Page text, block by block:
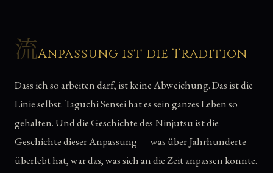
流Anpassung ist die Tradition
Dass ich so arbeiten darf, ist keine Abweichung. Das ist die
Linie selbst. Taguchi Sensei hat es sein ganzes Leben so
gehalten. Und die Geschichte des Ninjutsu ist die
Geschichte dieser Anpassung — was über Jahrhunderte
überlebt hat, war das, was sich an die Zeit anpassen konnte.